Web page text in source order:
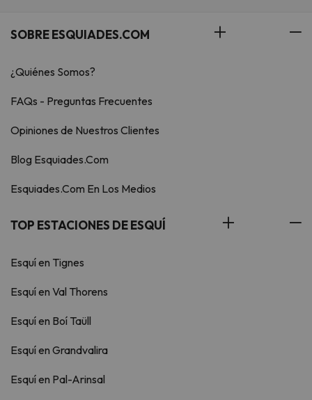
SOBRE ESQUIADES.COM
¿Quiénes Somos?
FAQs - Preguntas Frecuentes
Opiniones de Nuestros Clientes
Blog Esquiades.Com
Esquiades.Com En Los Medios
TOP ESTACIONES DE ESQUÍ
Esquí en Tignes
Esquí en Val Thorens
Esquí en Boí Taüll
Esquí en Grandvalira
Esquí en Pal-Arinsal